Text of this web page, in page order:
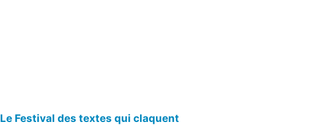
Le Festival des textes qui claquent